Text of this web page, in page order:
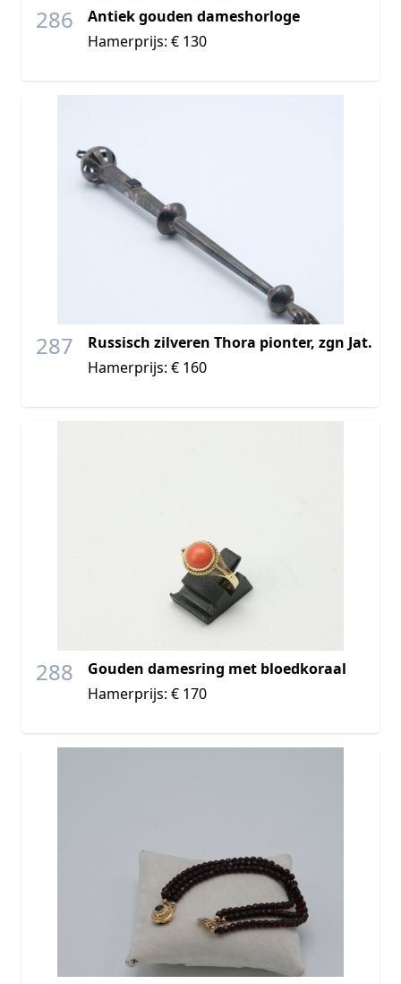
286
Antiek gouden dameshorloge
Hamerprijs: € 130
287
Russisch zilveren Thora pionter, zgn Jat.
Hamerprijs: € 160
288
Gouden damesring met bloedkoraal
Hamerprijs: € 170